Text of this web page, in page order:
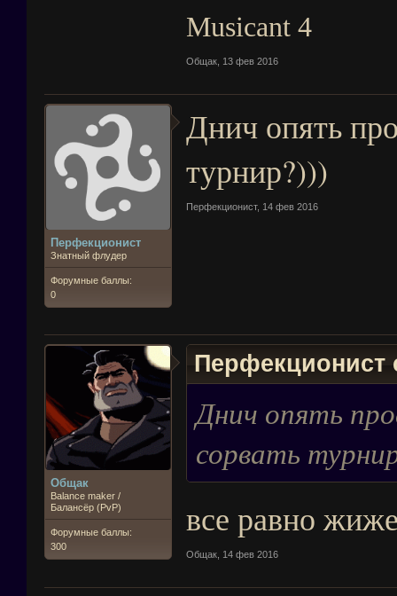
Musicant 4
Общак 13 фев 2016
Перфекционист
Знатный флудер
Форумные баллы:
0
Днич опять
турнир?)))
Перфекционист, 14 фев 2016
Общак
Balance maker /
Балансёр (PvP)
Форумные баллы:
300
Перфекционист
Днич опять
сорвать
все равно
Общак 14 фев 2016